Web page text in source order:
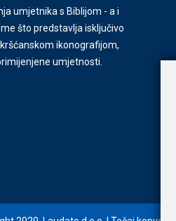
umjetnika s Biblijom - a i
što predstavlja isključivo
ikonografijom,
umjetnosti.